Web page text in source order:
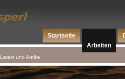
und Antike
Startseite
Arbeiten